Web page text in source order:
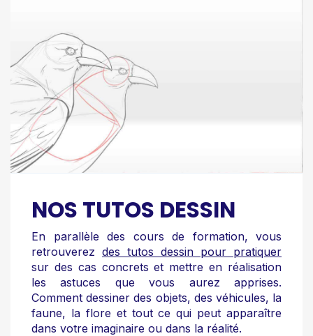
NOS TUTOS DESSIN
En parallèle des cours de formation, vous
retrouverez des tutos dessin pour pratiquer
sur des cas concrets et mettre en réalisation
les astuces que vous aurez apprises.
Comment dessiner des objets, des véhicules, la
faune, la flore et tout ce qui peut apparaître
dans votre imaginaire ou dans la réalité.